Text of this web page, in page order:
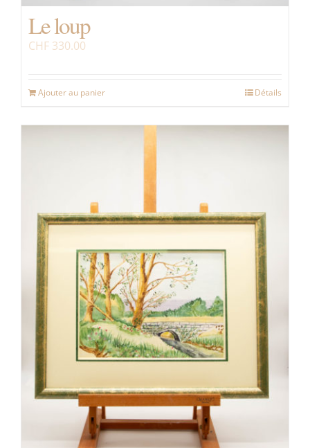
Le loup
CHF 330.00
Ajouter au panier Détails